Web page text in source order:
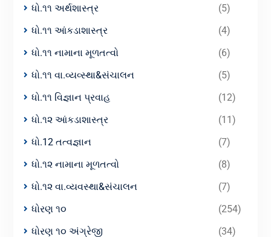
ધો.૧૧ અર્થશાસ્ત્ર
(5)
ધો.૧૧ આંકડાશાસ્ત્ર
(4)
ધો.૧૧ નામાના મૂળતત્વો
(6)
ધો.૧૧ વા.વ્યવ્સ્થા&સંચાલન
(5)
ધો.૧૧ વિજ્ઞાન પ્રવાહ
(12)
ધો.૧૨ આંકડાશાસ્ત્ર
(11)
ધો.12 તત્વજ્ઞાન
(7)
ધો.૧૨ નામાના મૂળતત્વો
(8)
ધો.૧૨ વા.વ્યવસ્થા&સંચાલન
(7)
ધોરણ ૧૦
(254)
ધોરણ ૧૦ અંગ્રેજી
(34)